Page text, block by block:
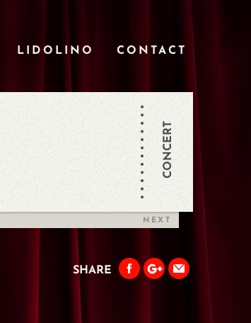
LIDOLINO CONTACT
CONCERT
NEXT
SHARE